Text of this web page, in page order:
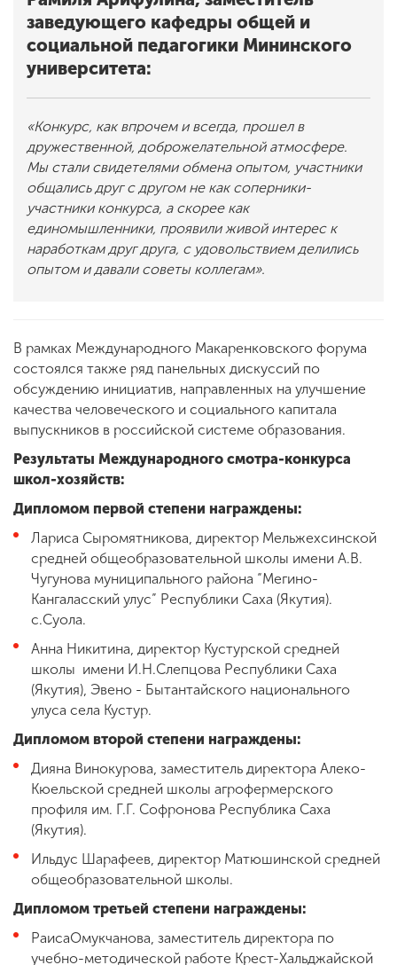
заведующего кафедры общей и
социальной педагогики Мининского
университета:
«Конкурс, как впрочем и всегда, прошел в
дружественной, доброжелательной атмосфере.
Мы стали свидетелями обмена опытом, участники
общались друг с другом не как соперники-
участники конкурса, а скорее как
единомышленники, проявили живой интерес к
наработкам друг друга, с удовольствием делились
опытом и давали советы коллегам».
В рамках Международного Макаренковского форума
состоялся также ряд панельных дискуссий по
обсуждению инициатив, направленных на улучшение
качества человеческого и социального капитала
выпускников в российской системе образования.
Результаты Международного смотра-конкурса
школ-хозяйств:
Дипломом первой степени награждены:
Лариса Сыромятникова, директор Мельжехсинской
средней общеобразовательной школы имени А.В.
Чугунова муниципального района “Мегино-
Кангаласский улус” Республики Саха (Якутия).
с.Суола.
Анна Никитина, директор Кустурской средней
школы имени И.Н.Слепцова Республики Саха
(Якутия), Эвено - Бытантайского национального
улуса села Кустур.
Дипломом второй степени награждены:
Дияна Винокурова, заместитель директора Алеко-
Кюельской средней школы агрофермерского
профиля им. Г.Г. Софронова Республика Саха
(Якутия).
Ильдус Шарафеев, директор Матюшинской средней
общеобразовательной школы.
Дипломом третьей степени награждены:
РаисаОмукчанова, заместитель директора по
учебно-методической работе Крест-Хальджайской